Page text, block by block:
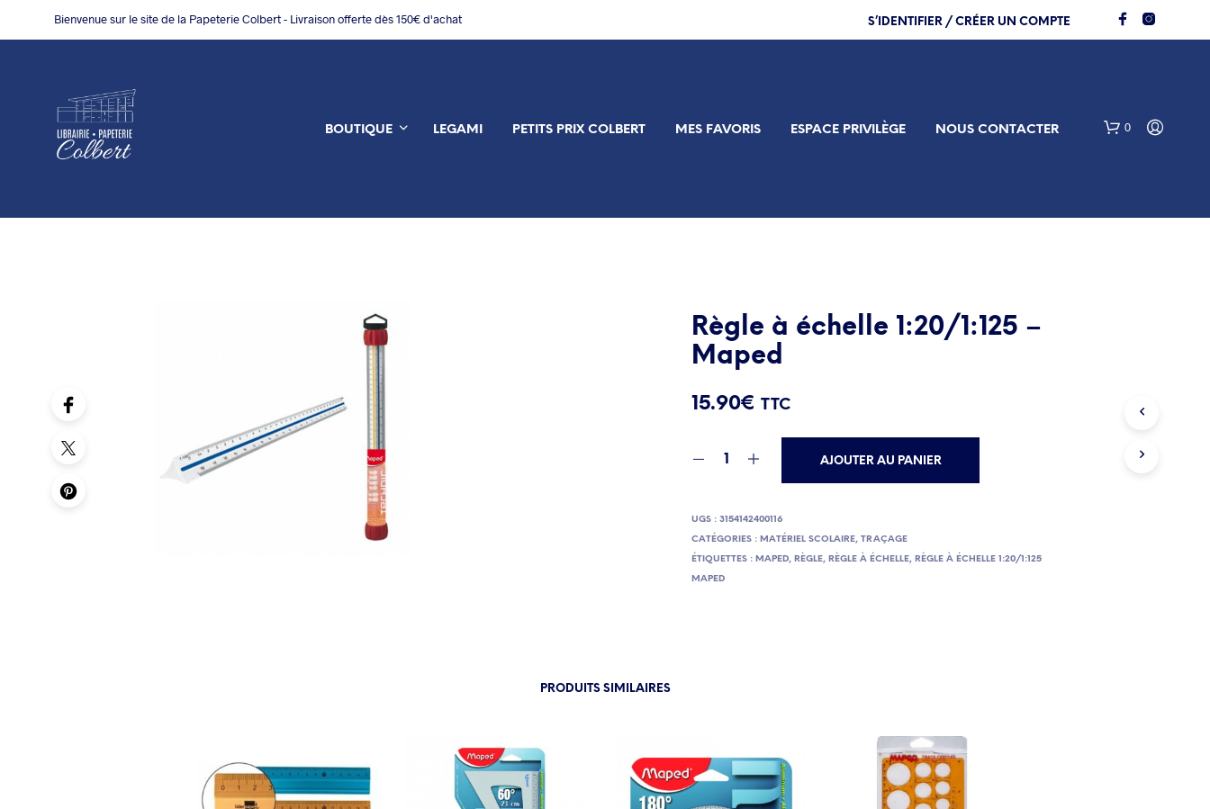
Bienvenue sur le site de la Papeterie Colbert - Livraison offerte dès 150€ d'achat S’IDENTIFIER / CRÉER UN COMPTE
BOUTIQUE LEGAMI PETITS PRIX COLBERT MES FAVORIS ESPACE PRIVILÈGE NOUS CONTACTER 0
Règle à échelle 1:20/1:125 –
Maped
15.90€ TTC
AJOUTER AU PANIER
UGS :3154142400116
CATÉGORIES : MATÉRIEL SCOLAIRE,TRAÇAGE
ÉTIQUETTES : MAPED, RÈGLE, RÈGLE À ÉCHELLE, RÈGLE À ÉCHELLE 1:20/1:125
MAPED
PRODUITS SIMILAIRES